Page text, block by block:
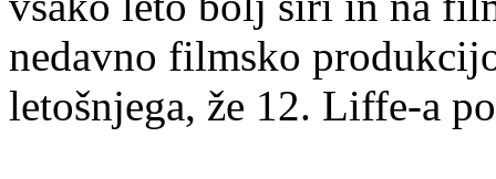
nedavno filmsko
letošnjega, že 12. Liffe-a